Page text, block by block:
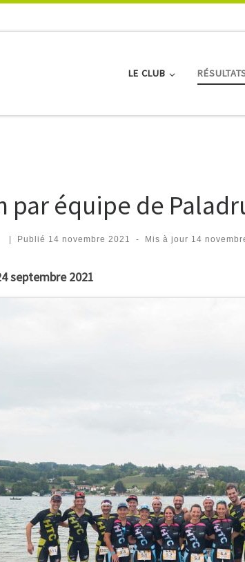
LE CLUB
par équipe de
| Publié 14 novembre 2021 - Mis à jour 14
septembre 2021